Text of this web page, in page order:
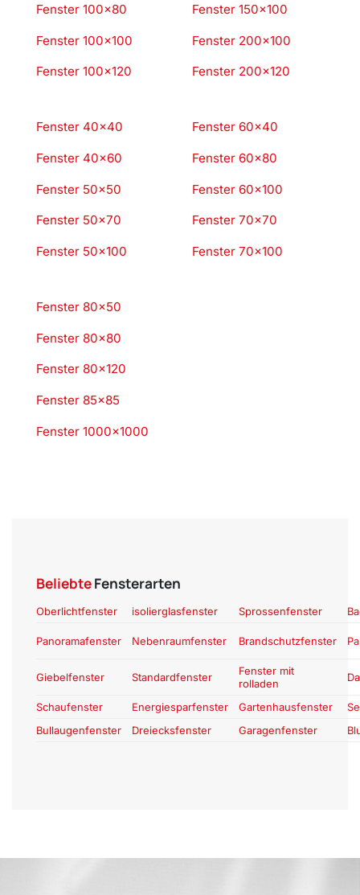
Fenster 100×80
Fenster 100×100
Fenster 100×120
Fenster 150×100
Fenster 200×100
Fenster 200×120
Fenster 40×40
Fenster 40×60
Fenster 50×50
Fenster 50×70
Fenster 50×100
Fenster 60×40
Fenster 60×80
Fenster 60×100
Fenster 70×70
Fenster 70×100
Fenster 80×50
Fenster 80×80
Fenster 80×120
Fenster 85×85
Fenster 1000×1000
BeliebteFensterarten
Oberlichtfenster isolierglasfenster Sprossenfenster
Panoramafenster Nebenraumfenster Brandschutzfenster
Giebelfenster Standardfenster
Fenster mit
rolladen
Schaufenster Energiesparfenster Gartenhausfenster
Bullaugenfenster
Dreiecksfenster Garagenfenster